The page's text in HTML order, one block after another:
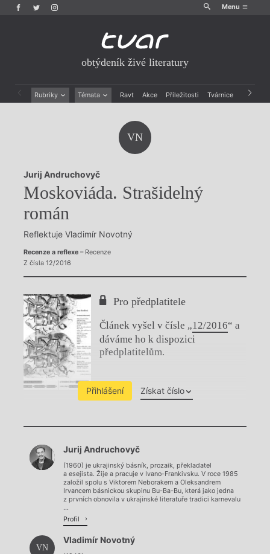
Menu
obtýdeník živé literatury
Rubriky Témata Ravt Akce Příležitosti Tvárnice Archiv
Rozhovory
Dokument
Výroční ceny
VN
Jurij Andruchovyč
Moskoviáda. Strašidelný
román
Reflektuje Vladimír Novotný
Recenze a reflexe– Recenze
Z čísla 12/2016
Pro předplatitele
Článek vyšel v čísle „12/2016“ a
dáváme ho k dispozici
předplatitelům.
Přihlášení Získat číslo
Chviličku.
Načítá se.
Jurij Andruchovyč
(1960) je ukrajinský básník, prozaik, překladatel
a esejista. Žije a pracuje v Ivano-Frankivsku. V roce 1985
založil spolu s Viktorem Neborakem a Oleksandrem
Irvancem básnickou skupinu Bu-Ba-Bu, která jako jedna
z prvních obnovila v ukrajinské literatuře tradici karnevalu
...
Profil
VN
Vladimír Novotný